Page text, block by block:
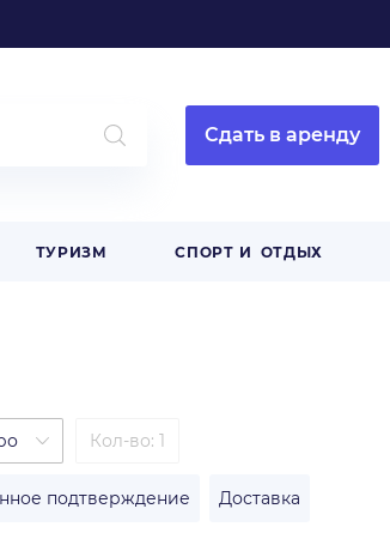
Сдать в аренду
ТУРИЗМ СПОРТ И ОТДЫХ
Кол-во: 1
подтверждение Доставка